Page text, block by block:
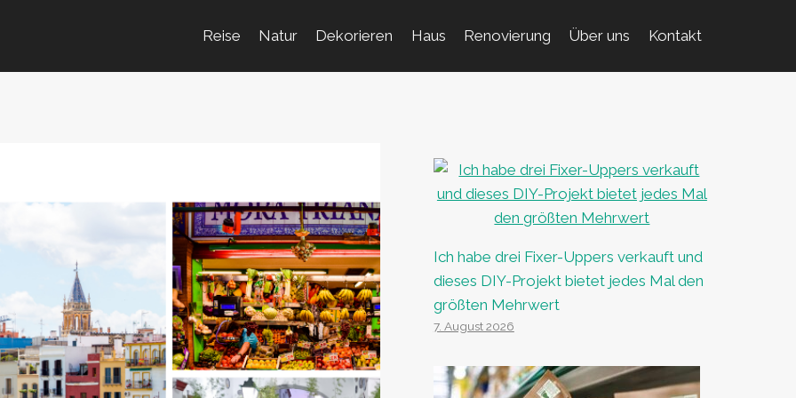
Reise Natur Dekorieren Haus Renovierung Über uns Kontakt
Ich habe drei Fixer-Uppers verkauft und
dieses DIY-Projekt bietet jedes Mal den
größten Mehrwert
7. August 2026